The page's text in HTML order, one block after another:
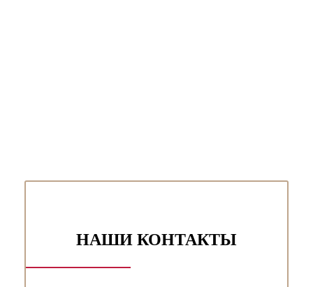
НАШИ КОНТАКТЫ